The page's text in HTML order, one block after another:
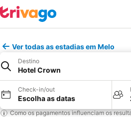
Ver todas as estadias em Melo
Destino
Hotel Crown
Check-in/out
Escolha as datas
Como os pagamentos influenciam os